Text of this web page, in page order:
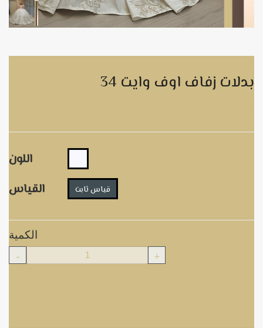
بدلات زفاف اوف وايت 34
اللون
القياس
قياس ثابت
الكمية
- +